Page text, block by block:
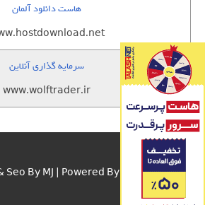
هاست دانلود آلمان
سرمایه گذاری آنلاین
www.wolftrader.ir
Seo By MJ | Powered By اسکریپت.com